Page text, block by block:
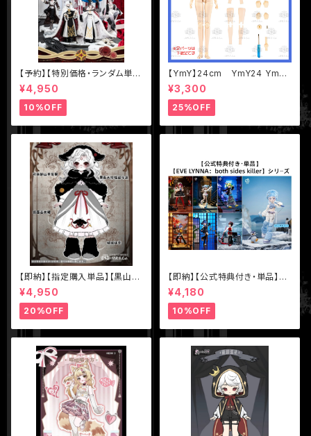
【予約】【特別価格・ランダム単
品】【千頌礼宴】シリーズ【悸動瞬
息】1/8 MJD ブラインドドール
¥4,950
10%OFF
【YmY】24cm YmY24 YmY
ドール YmYボディ ミルク ピュ
アホワイト
¥3,300
25%OFF
【即納】【指定購入単品】【黒山
羊】1/12 BJD ブラインドドール
【Nyssa（ニサ）怪談夢魘】シリ
ーズ【数量限定】
¥4,950
20%OFF
【即納】【公式特典付き・単品】【E
VE LYNNA：both sides kille
r】シリーズ【Neo Eden Toys】
MJD ブラインドドール
¥4,180
10%OFF